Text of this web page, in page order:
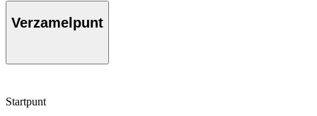
Verzamelpunt
Startpunt